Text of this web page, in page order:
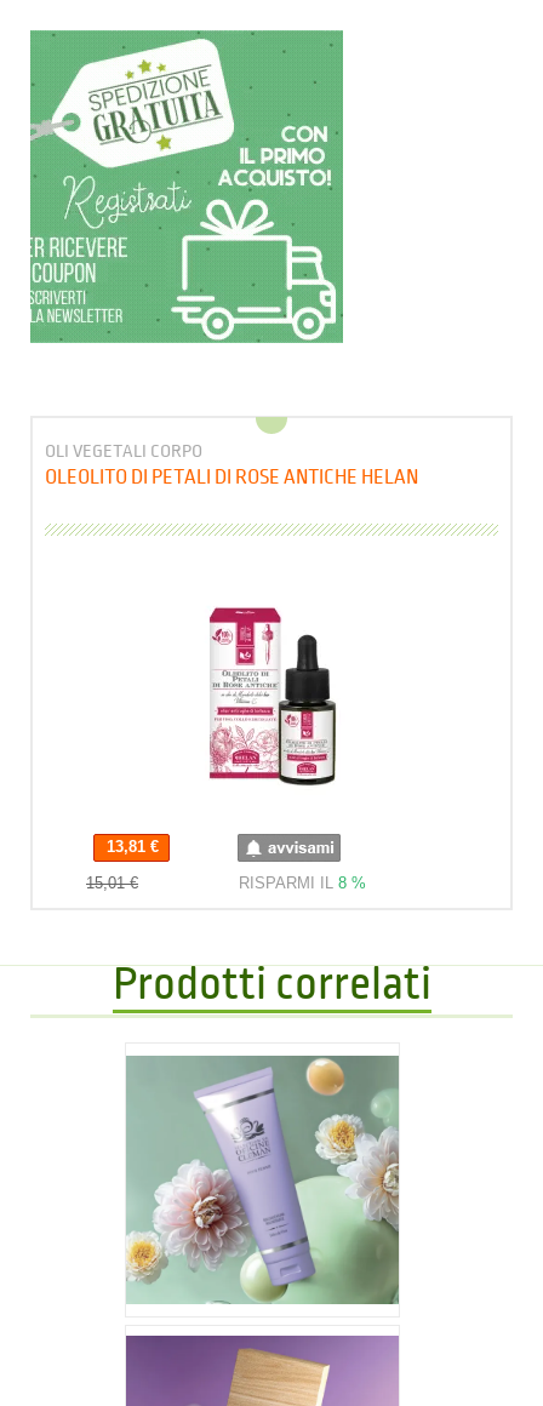
OLI VEGETALI CORPO
OLEOLITO DI PETALI DI ROSE ANTICHE HELAN
13,81 €
15,01 € RISPARMI IL 8 %
Prodotti correlati
13,35 €